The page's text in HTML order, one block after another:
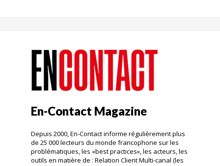
En-Contact Magazine
Depuis 2000, En-Contact informe régulièrement plus
de 25 000 lecteurs du monde francophone sur les
problématiques, les «best practices», les acteurs, les
outils en matière de : Relation Client Multi-canal (les